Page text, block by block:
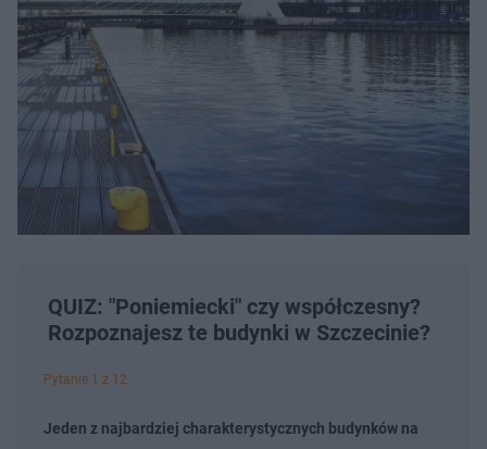
QUIZ: "Poniemiecki" czy współczesny?
Rozpoznajesz te budynki w Szczecinie?
Pytanie 1 z 12
Jeden z najbardziej charakterystycznych budynków na